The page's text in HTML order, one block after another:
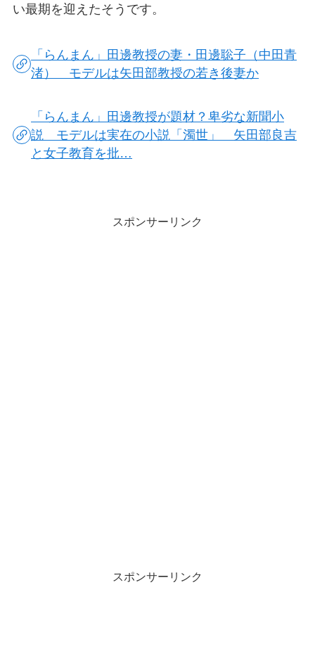
い最期を迎えたそうです。
「らんまん」田邊教授の妻・田邊聡子（中田青
渚） モデルは矢田部教授の若き後妻か
「らんまん」田邊教授が題材？卑劣な新聞小
説 モデルは実在の小説「濁世」 矢田部良吉
と女子教育を批…
スポンサーリンク
スポンサーリンク